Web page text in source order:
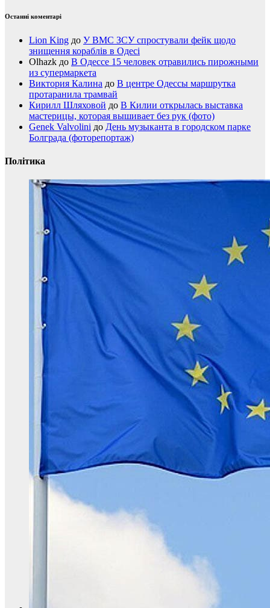
Останні коментарі
Lion King до У ВМС ЗСУ спростували фейк щодо
знищення кораблів в Одесі
Olhazk до В Одессе 15 человек отравились пирожными
из супермаркета
Виктория Калина до В центре Одессы маршрутка
протаранила трамвай
Кирилл Шляховой до В Килии открылась выставка
мастерицы, которая вышивает без рук (фото)
Genek Valvolini до День музыканта в городском парке
Болграда (фоторепортаж)
Політика